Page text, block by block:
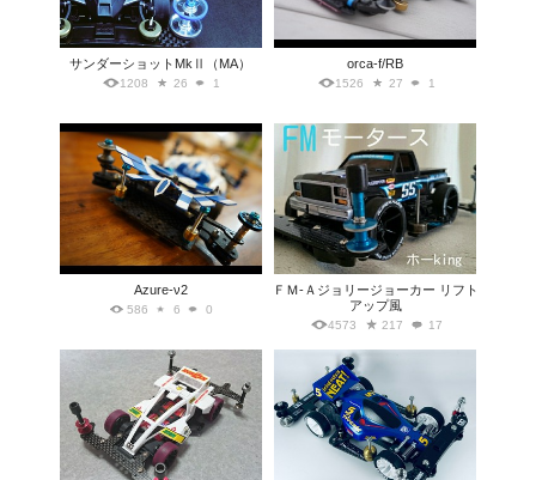
サンダーショットMkⅡ（MA）
1208 26 1
orca-f/RB
1526 27 1
Azure-ν2
586 6 0
ＦＭ-Ａジョリージョーカー リフト
アップ風
4573 217 17